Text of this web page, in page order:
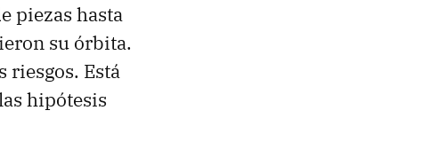
piezas hasta
su órbita.
riesgos. Está
hipótesis